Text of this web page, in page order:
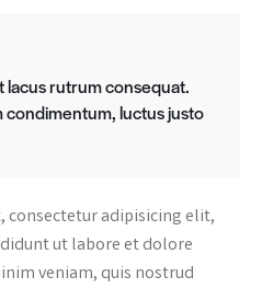
lacus rutrum consequat.
condimentum, luctus justo
consectetur adipisicing elit,
ut labore et dolore
veniam, quis nostrud